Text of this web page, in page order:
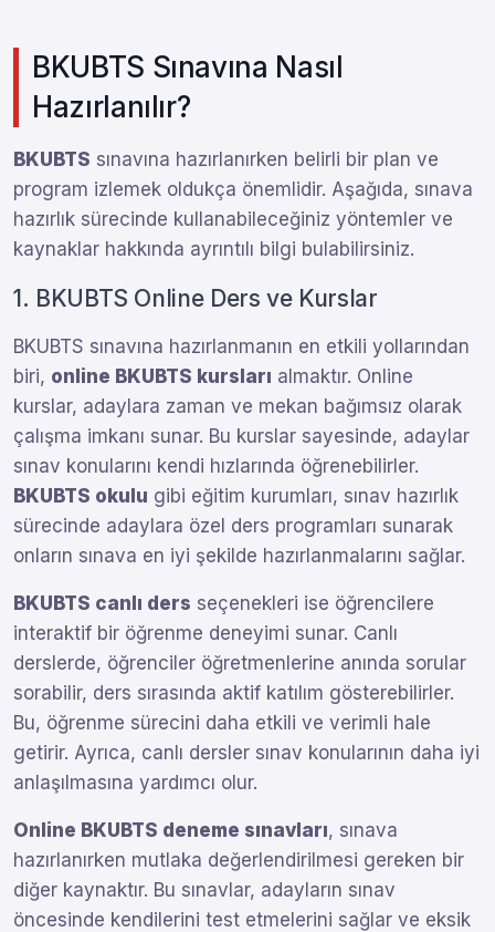
BKUBTS Sınavına Nasıl
Hazırlanılır?
BKUBTS sınavına hazırlanırken belirli bir plan ve
program izlemek oldukça önemlidir. Aşağıda, sınava
hazırlık sürecinde kullanabileceğiniz yöntemler ve
kaynaklar hakkında ayrıntılı bilgi bulabilirsiniz.
1. BKUBTS Online Ders ve Kurslar
BKUBTS sınavına hazırlanmanın en etkili yollarından
biri, online BKUBTS kursları almaktır. Online
kurslar, adaylara zaman ve mekan bağımsız olarak
çalışma imkanı sunar. Bu kurslar sayesinde, adaylar
sınav konularını kendi hızlarında öğrenebilirler.
BKUBTS okulu gibi eğitim kurumları, sınav hazırlık
sürecinde adaylara özel ders programları sunarak
onların sınava en iyi şekilde hazırlanmalarını sağlar.
BKUBTS canlı ders seçenekleri ise öğrencilere
interaktif bir öğrenme deneyimi sunar. Canlı
derslerde, öğrenciler öğretmenlerine anında sorular
sorabilir, ders sırasında aktif katılım gösterebilirler.
Bu, öğrenme sürecini daha etkili ve verimli hale
getirir. Ayrıca, canlı dersler sınav konularının daha iyi
anlaşılmasına yardımcı olur.
Online BKUBTS deneme sınavları, sınava
hazırlanırken mutlaka değerlendirilmesi gereken bir
diğer kaynaktır. Bu sınavlar, adayların sınav
öncesinde kendilerini test etmelerini sağlar ve eksik